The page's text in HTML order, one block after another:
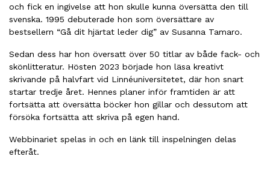
och fick en ingivelse att hon skulle kunna översätta den till
svenska. 1995 debuterade hon som översättare av
bestsellern “Gå dit hjärtat leder dig” av Susanna Tamaro.
Sedan dess har hon översatt över 50 titlar av både fack- och
skönlitteratur. Hösten 2023 började hon läsa kreativt
skrivande på halvfart vid Linnéuniversitetet, där hon snart
startar tredje året. Hennes planer inför framtiden är att
fortsätta att översätta böcker hon gillar och dessutom att
försöka fortsätta att skriva på egen hand.
Webbinariet spelas in och en länk till inspelningen delas
efteråt.